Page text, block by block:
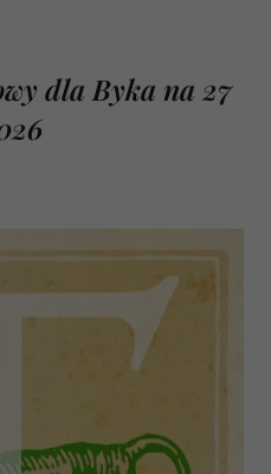
dla Byka na 27